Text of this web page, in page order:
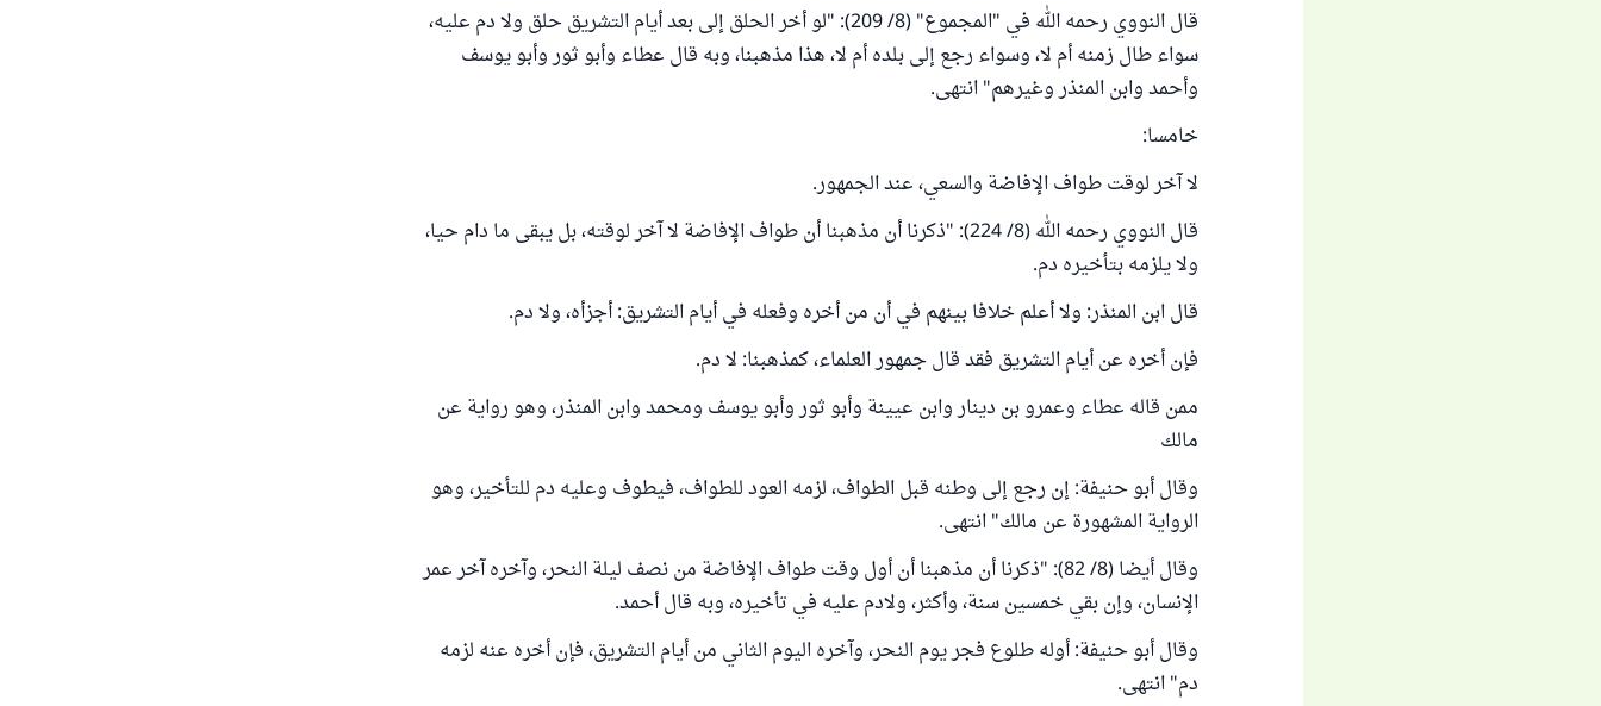
قال النووي رحمه الله في "المجموع" (8/ 209): "لو أخر الحلق إلى بعد أيام التشريق حلق ولا دم عليه،
سواء طال زمنه أم لا، وسواء رجع إلى بلده أم لا، هذا مذهبنا، وبه قال عطاء وأبو ثور وأبو يوسف
وأحمد وابن المنذر وغيرهم" انتهى.
خامسا:
لا آخر لوقت طواف الإفاضة والسعي، عند الجمهور.
قال النووي رحمه الله (8/ 224): "ذكرنا أن مذهبنا أن طواف الإفاضة لا آخر لوقته، بل يبقى ما دام حيا،
ولا يلزمه بتأخيره دم.
قال ابن المنذر: ولا أعلم خلافا بينهم في أن من أخره وفعله في أيام التشريق: أجزأه، ولا دم.
فإن أخره عن أيام التشريق فقد قال جمهور العلماء، كمذهبنا: لا دم.
ممن قاله عطاء وعمرو بن دينار وابن عيينة وأبو ثور وأبو يوسف ومحمد وابن المنذر، وهو رواية عن
مالك
وقال أبو حنيفة: إن رجع إلى وطنه قبل الطواف، لزمه العود للطواف، فيطوف وعليه دم للتأخير، وهو
الرواية المشهورة عن مالك" انتهى.
وقال أيضا (8/ 82): "ذكرنا أن مذهبنا أن أول وقت طواف الإفاضة من نصف ليلة النحر، وآخره آخر عمر
الإنسان، وإن بقي خمسين سنة، وأكثر، ولادم عليه في تأخيره، وبه قال أحمد.
وقال أبو حنيفة: أوله طلوع فجر يوم النحر، وآخره اليوم الثاني من أيام التشريق، فإن أخره عنه لزمه
دم" انتهى.